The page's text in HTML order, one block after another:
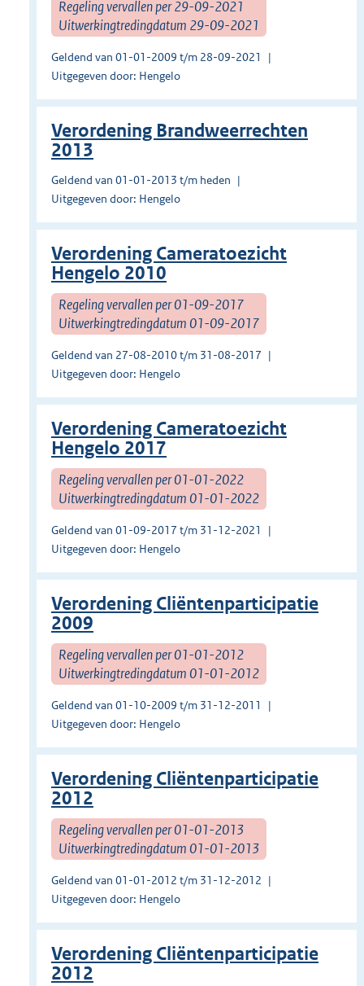
Regeling vervallen per 29-09-2021
Uitwerkingtredingdatum 29-09-2021
Geldend van 01-01-2009 t/m 28-09-2021
Uitgegeven door: Hengelo
Verordening Brandweerrechten
2013
Geldend van 01-01-2013 t/m heden
Uitgegeven door: Hengelo
Verordening Cameratoezicht
Hengelo 2010
Regeling vervallen per 01-09-2017
Uitwerkingtredingdatum 01-09-2017
Geldend van 27-08-2010 t/m 31-08-2017
Uitgegeven door: Hengelo
Verordening Cameratoezicht
Hengelo 2017
Regeling vervallen per 01-01-2022
Uitwerkingtredingdatum 01-01-2022
Geldend van 01-09-2017 t/m 31-12-2021
Uitgegeven door: Hengelo
Verordening Cliëntenparticipatie
2009
Regeling vervallen per 01-01-2012
Uitwerkingtredingdatum 01-01-2012
Geldend van 01-10-2009 t/m 31-12-2011
Uitgegeven door: Hengelo
Verordening Cliëntenparticipatie
2012
Regeling vervallen per 01-01-2013
Uitwerkingtredingdatum 01-01-2013
Geldend van 01-01-2012 t/m 31-12-2012
Uitgegeven door: Hengelo
Verordening Cliëntenparticipatie
2012